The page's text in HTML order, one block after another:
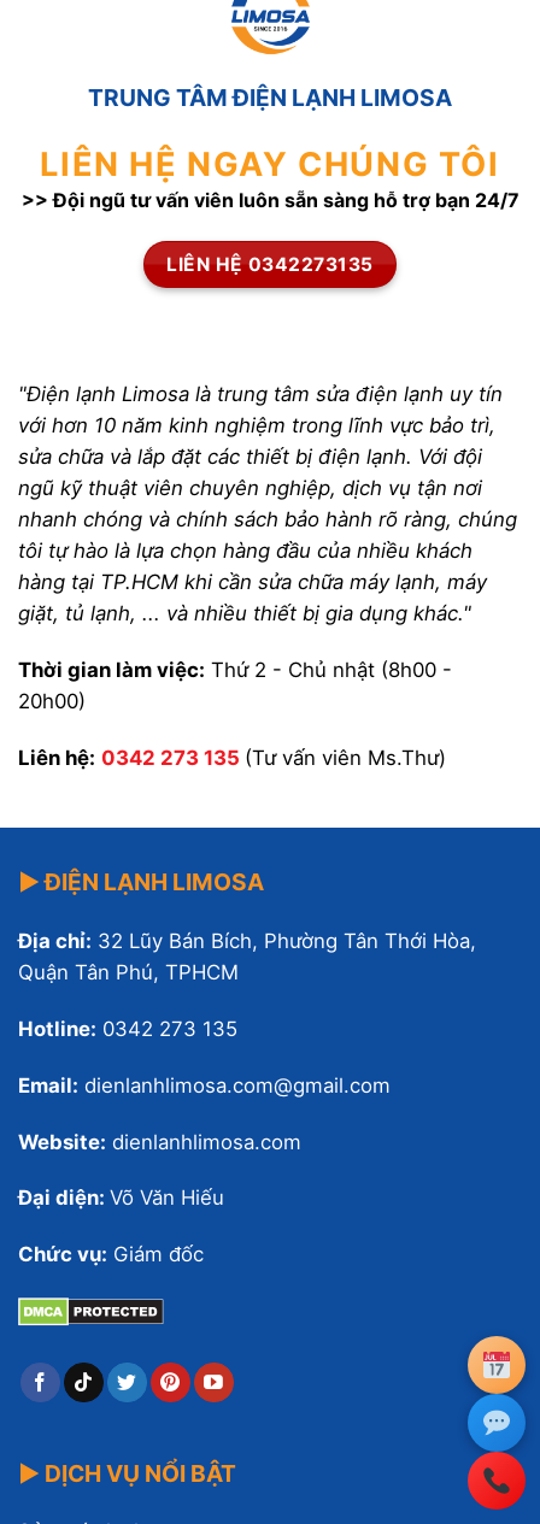
TRUNG TÂM ĐIỆN LẠNH LIMOSA
LIÊN HỆ NGAY CHÚNG TÔI
>> Đội ngũ tư vấn viên luôn sẵn sàng hỗ trợ bạn 24/7
LIÊN HỆ 0342273135
"Điện lạnh Limosa là trung tâm sửa điện lạnh uy tín
với hơn 10 năm kinh nghiệm trong lĩnh vực bảo trì,
sửa chữa và lắp đặt các thiết bị điện lạnh. Với đội
ngũ kỹ thuật viên chuyên nghiệp, dịch vụ tận nơi
nhanh chóng và chính sách bảo hành rõ ràng, chúng
tôi tự hào là lựa chọn hàng đầu của nhiều khách
hàng tại TP.HCM khi cần sửa chữa máy lạnh, máy
giặt, tủ lạnh, ... và nhiều thiết bị gia dụng khác."
Thời gian làm việc: Thứ 2 - Chủ nhật (8h00 -
20h00)
Liên hệ: 0342 273 135 (Tư vấn viên Ms.Thư)
▶ ĐIỆN LẠNH LIMOSA
Địa chỉ: 32 Lũy Bán Bích, Phường Tân Thới Hòa,
Quận Tân Phú, TPHCM
Hotline: 0342 273 135
Email: dienlanhlimosa.com@gmail.com
Website: dienlanhlimosa.com
Đại diện: Võ Văn Hiếu
Chức vụ: Giám đốc
▶ DỊCH VỤ NỔI BẬT